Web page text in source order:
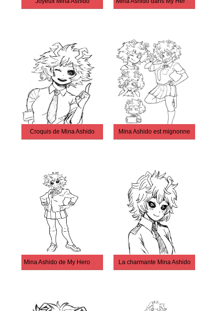
Croquis de Mina Ashido Mina Ashido est mignonne
Mina Ashido de My Hero Academia La charmante Mina Ashido